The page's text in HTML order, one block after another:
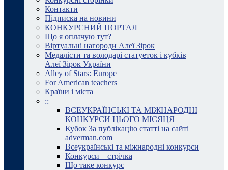
Контакти
Підписка на новини
КОНКУРСНИЙ ПОРТАЛ
Що я оплачую тут?
Віртуальні нагороди Алеї Зірок
Медалісти та володарі статуеток і кубків
Алеї Зірок України
Alley of Stars: Europe
For American teachers
Країни і міста
::
ВСЕУКРАЇНСЬКІ ТА МІЖНАРОДНІ
КОНКУРСИ ЦЬОГО МІСЯЦЯ
Кубок За публікацію статті на сайті
adverman.com
Всеукраїнські та міжнародні конкурси
Конкурси – стрічка
Що таке конкурс